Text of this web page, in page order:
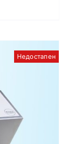
Недостапен